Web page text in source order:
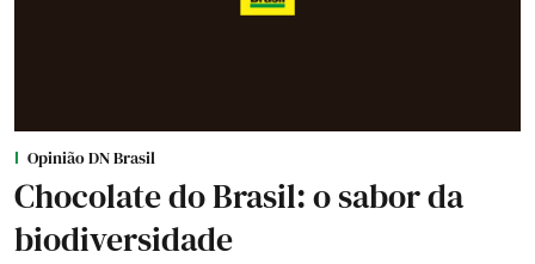
Opinião DN Brasil
Chocolate do Brasil: o sabor da
biodiversidade